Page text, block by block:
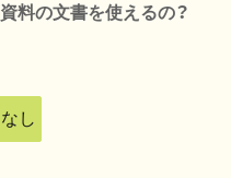
料の文書を使えるの？
し